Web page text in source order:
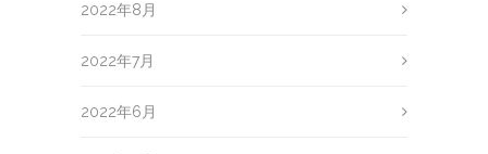
2022年8月
2022年7月
2022年6月